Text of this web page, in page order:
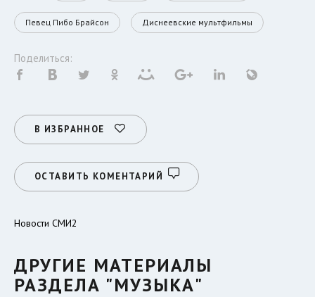
Певец Пибо Брайсон Диснеевские мультфильмы
Поделиться:
В ИЗБРАННОЕ
ОСТАВИТЬ КОМЕНТАРИЙ
Новости СМИ2
ДРУГИЕ МАТЕРИАЛЫ
РАЗДЕЛА "МУЗЫКА"